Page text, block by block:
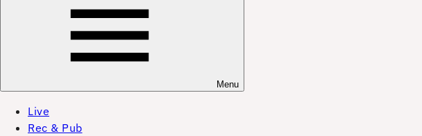
Menu
Live
Rec & Pub